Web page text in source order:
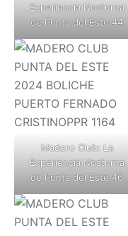
Experiencia Nocturna
de Punta del Este 44
Madero Club: La
Experiencia Nocturna
de Punta del Este 46